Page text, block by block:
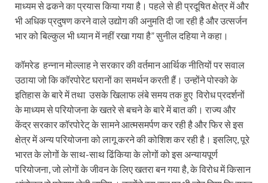
माध्यम से ढकने का प्रयास किया गया है। पहले से ही प्रदूषित क्षेत्र में और
भी अधिक प्रदुषण करने वाले उद्योग की अनुमति दी जा रही है और उत्सर्जन
भार को बिल्कुल भी ध्यान में नहीं रखा गया है” सुनील दहिया ने कहा।
कॉमरेड हन्नान मोल्लाह ने सरकार की वर्तमान आर्थिक नीतियों पर सवाल
उठाया जो कि कॉरपोरेट घरानों का समर्थन करती हैं। उन्होंने पोस्को के
इतिहास के बारे में तथा उसके खिलाफ लंबे समय तक हुए विरोध प्रदर्शनों
के माध्यम से परियोजना के खतरे से बचने के बारे में बात की। राज्य और
केंद्र सरकार कॉरपोरेट् के सामने आत्मसमर्पण कर रही है और फिर से इस
क्षेत्र में अन्य परियोजना को लागू करने की कोशिश कर रही है। इसलिए, पूरे
भारत के लोगों के साथ-साथ ढिंकिया के लोगों को इस अन्यायपूर्ण
परियोजना, जो लोगों के जीवन के लिए खतरा बन गया है, के विरोध में किसान